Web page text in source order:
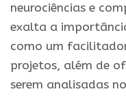
neurociências e
exalta a
como um
projetos, além de
serem analisadas